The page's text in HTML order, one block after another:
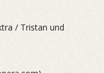
/ Tristan und